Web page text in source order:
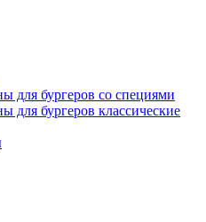
для бургеров со специями
для бургеров классические